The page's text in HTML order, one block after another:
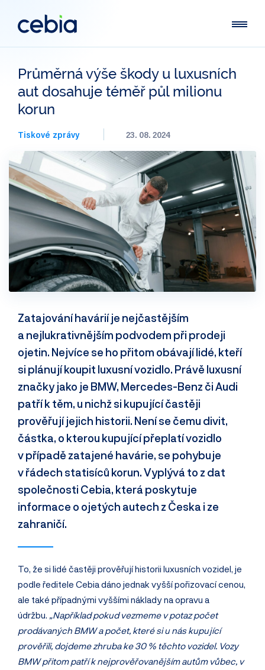
Průměrná výše škody u luxusních
aut dosahuje téměř půl milionu
korun
Tiskové zprávy 23. 08. 2024
Zatajování havárií je nejčastějším
a nejlukrativnějším podvodem při prodeji
ojetin. Nejvíce se ho přitom obávají lidé, kteří
si plánují koupit luxusní vozidlo. Právě luxusní
značky jako je BMW, Mercedes-Benz či Audi
patří k těm, u nichž si kupující častěji
prověřují jejich historii. Není se čemu divit,
částka, o kterou kupující přeplatí vozidlo
v případě zatajené havárie, se pohybuje
v řádech statisíců korun. Vyplývá to z dat
společnosti Cebia, která poskytuje
informace o ojetých autech z Česka i ze
zahraničí.
To, že si lidé častěji prověřují historii luxusních vozidel, je
podle ředitele Cebia dáno jednak vyšší pořizovací cenou,
ale také případnými vyššími náklady na opravu a
údržbu. „Například pokud vezmeme v potaz počet
prodávaných BMW a počet, které si u nás kupující
prověřili, dojdeme zhruba ke 30 % těchto vozidel. Vozy
BMW přitom patří k nejprověřovanějším autům vůbec, v